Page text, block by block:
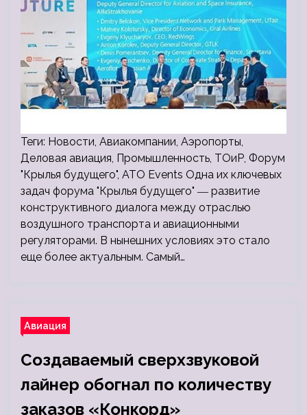
Теги: Новости, Авиакомпании, Аэропорты,
Деловая авиация, Промышленность, ТОиР, Форум
"Крылья будущего", ATO Events Одна их ключевых
задач форума "Крылья будущего" ― развитие
конструктивного диалога между отраслью
воздушного транспорта и авиационными
регуляторами. В нынешних условиях это стало
еще более актуальным. Самый…
Авиация
Создаваемый сверхзвуковой
лайнер обогнал по количеству
заказов «Конкорд»